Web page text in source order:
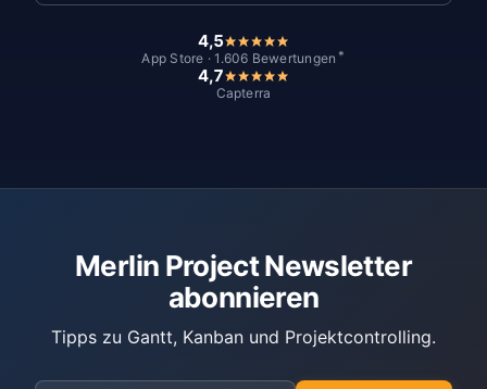
4,5
App Store · 1.606 Bewertungen *
4,7
Capterra
Merlin Project Newsletter
abonnieren
Tipps zu Gantt, Kanban und Projektcontrolling.